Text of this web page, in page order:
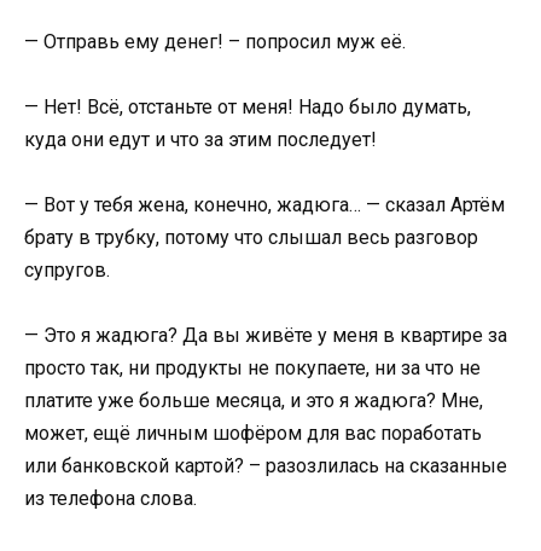
— Отправь ему денег! – попросил муж её.
— Нет! Всё, отстаньте от меня! Надо было думать,
куда они едут и что за этим последует!
— Вот у тебя жена, конечно, жадюга… — сказал Артём
брату в трубку, потому что слышал весь разговор
супругов.
— Это я жадюга? Да вы живёте у меня в квартире за
просто так, ни продукты не покупаете, ни за что не
платите уже больше месяца, и это я жадюга? Мне,
может, ещё личным шофёром для вас поработать
или банковской картой? – разозлилась на сказанные
из телефона слова.